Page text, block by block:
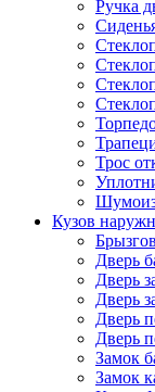
Ручка
Трос
Кузов
Дверь
Дверь
Дверь
Дверь
Дверь
Замок
Замок